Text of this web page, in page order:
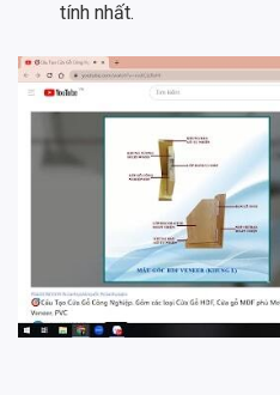
tính nhất.